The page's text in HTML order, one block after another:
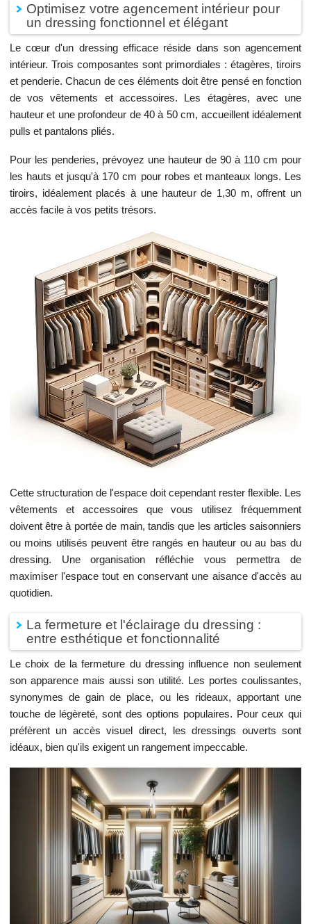
Optimisez votre agencement intérieur pour
un dressing fonctionnel et élégant
Le cœur d'un dressing efficace réside dans son agencement
intérieur. Trois composantes sont primordiales : étagères, tiroirs
et penderie. Chacun de ces éléments doit être pensé en fonction
de vos vêtements et accessoires. Les étagères, avec une
hauteur et une profondeur de 40 à 50 cm, accueillent idéalement
pulls et pantalons pliés.
Pour les penderies, prévoyez une hauteur de 90 à 110 cm pour
les hauts et jusqu'à 170 cm pour robes et manteaux longs. Les
tiroirs, idéalement placés à une hauteur de 1,30 m, offrent un
accès facile à vos petits trésors.
Cette structuration de l'espace doit cependant rester flexible. Les
vêtements et accessoires que vous utilisez fréquemment
doivent être à portée de main, tandis que les articles saisonniers
ou moins utilisés peuvent être rangés en hauteur ou au bas du
dressing. Une organisation réfléchie vous permettra de
maximiser l'espace tout en conservant une aisance d'accès au
quotidien.
La fermeture et l'éclairage du dressing :
entre esthétique et fonctionnalité
Le choix de la fermeture du dressing influence non seulement
son apparence mais aussi son utilité. Les portes coulissantes,
synonymes de gain de place, ou les rideaux, apportant une
touche de légèreté, sont des options populaires. Pour ceux qui
préfèrent un accès visuel direct, les dressings ouverts sont
idéaux, bien qu'ils exigent un rangement impeccable.